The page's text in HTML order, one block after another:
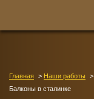
Главная Наши работы
Балконы в сталинке